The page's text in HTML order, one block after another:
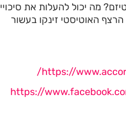
מה יכול להעלות את סיכויי
האוטיסטי זינקו בעשור
https://
https://